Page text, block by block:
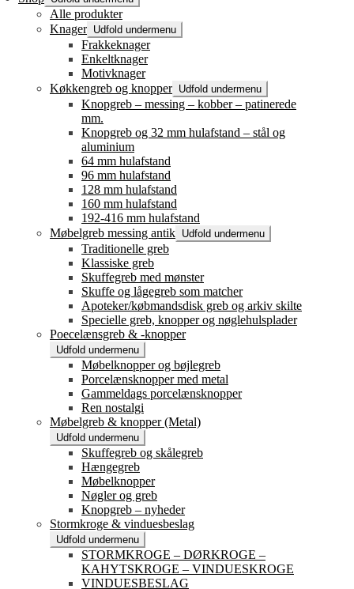
Alle produkter
Knager Udfold undermenu
Frakkeknager
Enkeltknager
Motivknager
Køkkengreb og knopper Udfold undermenu
Knopgreb – messing – kobber – patinerede
mm.
Knopgreb og 32 mm hulafstand – stål og
aluminium
64 mm hulafstand
96 mm hulafstand
128 mm hulafstand
160 mm hulafstand
192-416 mm hulafstand
Møbelgreb messing antik Udfold undermenu
Traditionelle greb
Klassiske greb
Skuffegreb med mønster
Skuffe og lågegreb som matcher
Apoteker/købmandsdisk greb og arkiv skilte
Specielle greb, knopper og nøglehulsplader
Poecelænsgreb & -knopper
Udfold undermenu
Møbelknopper og bøjlegreb
Porcelænsknopper med metal
Gammeldags porcelænsknopper
Ren nostalgi
Møbelgreb & knopper (Metal)
Udfold undermenu
Skuffegreb og skålegreb
Hængegreb
Møbelknopper
Nøgler og greb
Knopgreb – nyheder
Stormkroge & vinduesbeslag
Udfold undermenu
STORMKROGE – DØRKROGE –
KAHYTSKROGE – VINDUESKROGE
VINDUESBESLAG